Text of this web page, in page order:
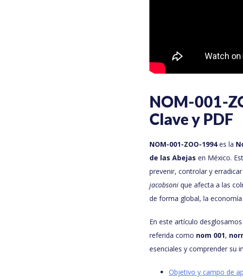
NOM-001-
Clave y PDF
NOM-001-ZOO-1994es la
de las Abejas en México.
prevenir, controlar y
jacobsoni que afecta a las
de forma global, la
En este artículo
referida como nom 001,
esenciales y comprender su
Objetivo y campo de